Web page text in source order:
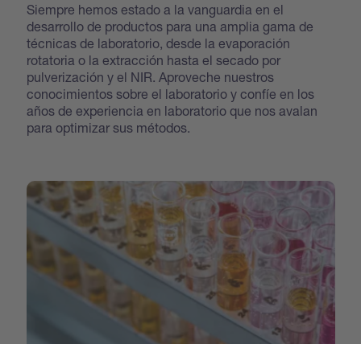
Siempre hemos estado a la vanguardia en el
desarrollo de productos para una amplia gama de
técnicas de laboratorio, desde la evaporación
rotatoria o la extracción hasta el secado por
pulverización y el NIR. Aproveche nuestros
conocimientos sobre el laboratorio y confíe en los
años de experiencia en laboratorio que nos avalan
para optimizar sus métodos.